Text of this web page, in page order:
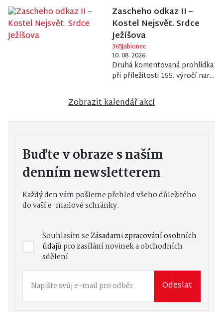
Zascheho odkaz II –
Kostel Nejsvět. Srdce
Ježíšova
365Jablonec
10. 08. 2026
Druhá komentovaná prohlídka
při příležitosti 155. výročí nar...
Zobrazit kalendář akcí
Buďte v obraze s naším
denním newsletterem
Každý den vám pošleme přehled všeho důležitého
do vaší e-mailové schránky.
Souhlasím seZásadami zpracování osobních
údajůpro zasílání novinek a obchodních
sdělení
Odeslat